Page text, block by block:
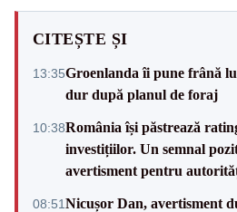
CITEȘTE ȘI
13:35Groenlanda îi pune frână
dur după planul de foraj
10:38România își păstrează
investițiilor. Un semnal
avertisment pentru
08:51Nicușor Dan, avertisment